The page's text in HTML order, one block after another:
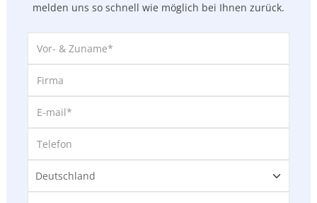
melden uns so schnell wie möglich bei Ihnen zurück.